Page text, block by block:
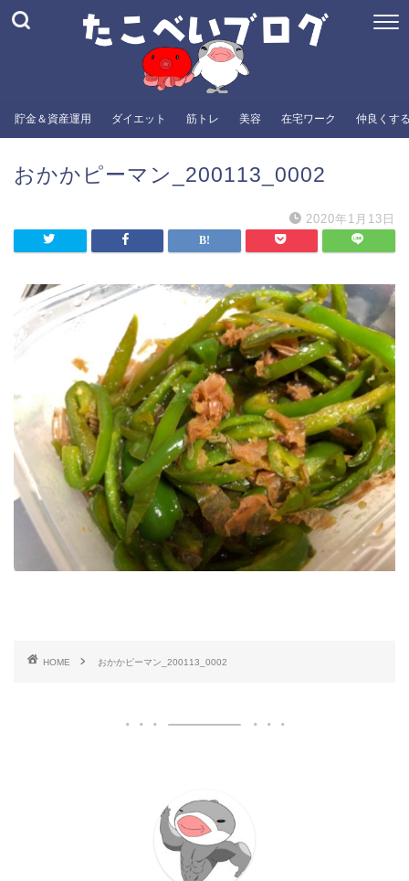
貯金＆資産運用 ダイエット 筋トレ 美容 在宅ワーク 仲良くす
おかかピーマン_200113_0002
2020年1月13日
HOME おかかピーマン_200113_0002